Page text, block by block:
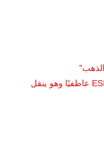
أصبح مارتي سميث من ESPN عاطفيًا وهو ينقل